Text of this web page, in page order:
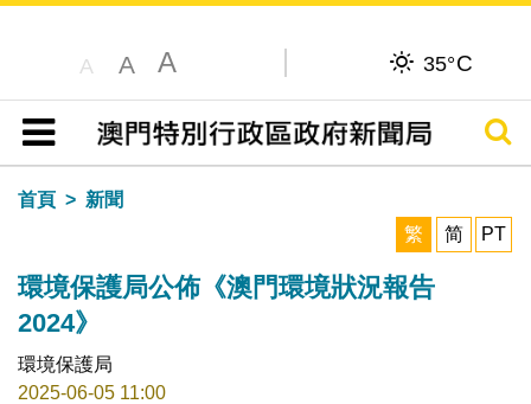
A A A 35°C
目錄
搜尋
首頁
新聞
繁
简 PT
環境保護局公佈《澳門環境狀況報告
2024》
環境保護局
2025-06-05 11:00